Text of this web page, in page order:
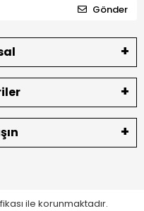
Gönder
ile korunmaktadır.